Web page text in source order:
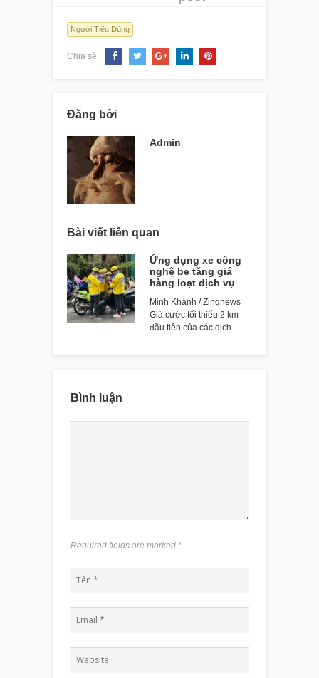
Người Tiêu Dùng
Chia sẻ:
Đăng bởi
Admin
Bài viết liên quan
Ứng dụng xe công
nghệ be tăng giá
hàng loạt dịch vụ
Minh Khánh / Zingnews
Giá cước tối thiểu 2 km
đầu tiên của các dịch…
Bình luận
Required fields are marked *